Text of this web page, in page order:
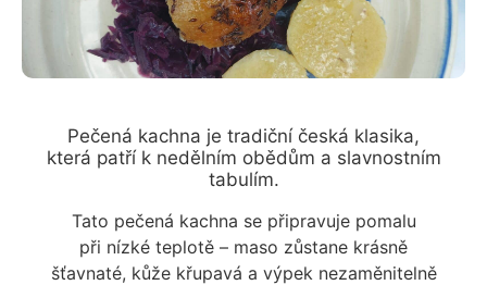
Pečená kachna je tradiční česká klasika,
která patří k nedělním obědům a slavnostním
tabulím.
Tato pečená kachna se připravuje pomalu
při nízké teplotě – maso zůstane krásně
šťavnaté, kůže křupavá a výpek nezaměnitelně